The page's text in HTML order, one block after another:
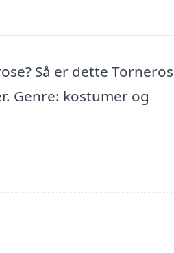
Så er dette
Genre: kostumer og